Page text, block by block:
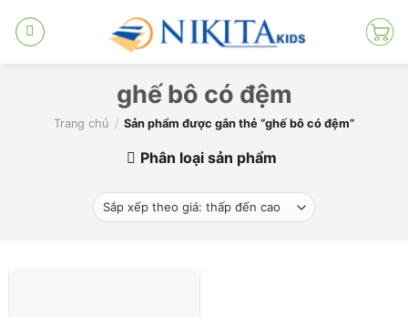
ghế bô có đệm
Trang chủ / Sản phẩm được gắn thẻ “ghế bô có đệm”
Phân loại sản phẩm